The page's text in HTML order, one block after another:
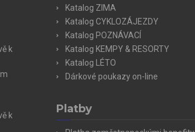
k
k
Katalog ZIMA
Katalog CYKLOZÁJEZDY
Katalog POZNÁVACÍ
Katalog KEMPY & RESORTY
Katalog LÉTO
Dárkové poukazy on-line
Platby